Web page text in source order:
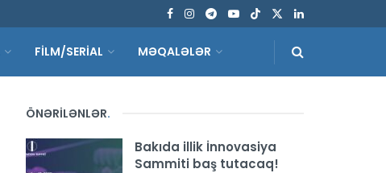
FİLM/SERİAL MƏQALƏLƏR
ÖNƏRİLƏNLƏR.
Bakıda illik İnnovasiya
Sammiti baş tutacaq!